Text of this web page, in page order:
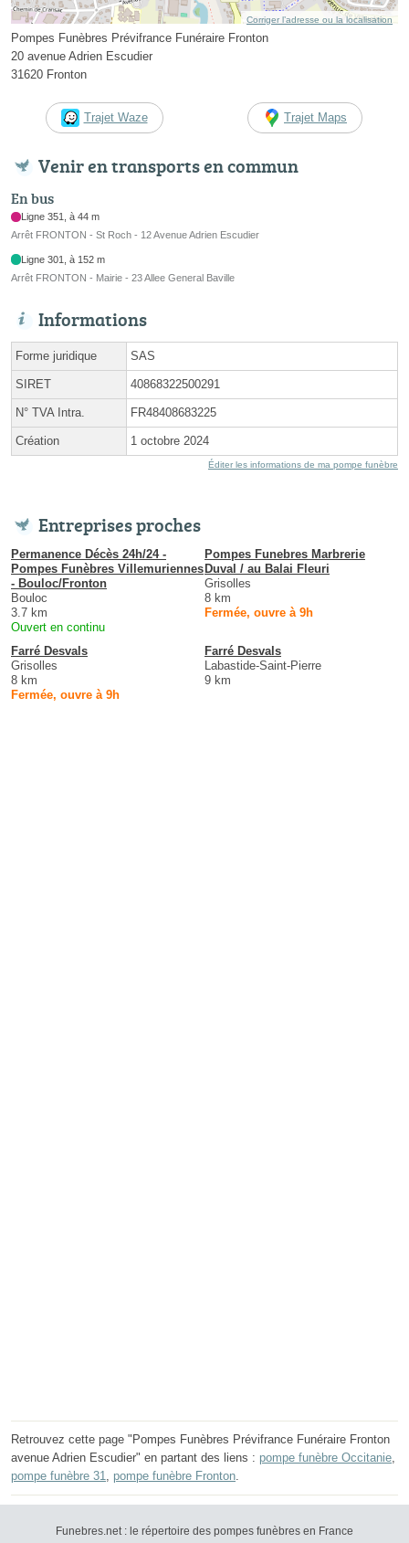
Corriger l’adresse ou la localisation
Pompes Funèbres Prévifrance Funéraire Fronton
20 avenue Adrien Escudier
31620 Fronton
Trajet Waze Trajet Maps
Venir en transports en commun
En bus
Ligne 351, à 44 m
Arrêt FRONTON - St Roch - 12 Avenue Adrien Escudier
Ligne 301, à 152 m
Arrêt FRONTON - Mairie - 23 Allee General Baville
Informations
Forme juridique SAS
SIRET 40868322500291
N° TVA Intra. FR48408683225
Création 1 octobre 2024
Éditer les informations de ma pompe funèbre
Entreprises proches
Permanence Décès 24h/24 -
Pompes Funèbres Villemuriennes
- Bouloc/Fronton
Bouloc
3.7 km
Ouvert en continu
Pompes Funebres Marbrerie
Duval / au Balai Fleuri
Grisolles
8 km
Fermée, ouvre à 9h
Farré Desvals
Grisolles
8 km
Fermée, ouvre à 9h
Farré Desvals
Labastide-Saint-Pierre
9 km
Retrouvez cette page "Pompes Funèbres Prévifrance Funéraire Fronton
avenue Adrien Escudier" en partant des liens : pompe funèbre Occitanie
pompe funèbre 31
pompe funèbre Fronton
Funebres.net : le répertoire des pompes funèbres en France